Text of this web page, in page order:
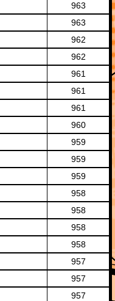
963
963
962
962
961
961
961
960
959
959
959
958
958
958
958
957
957
957